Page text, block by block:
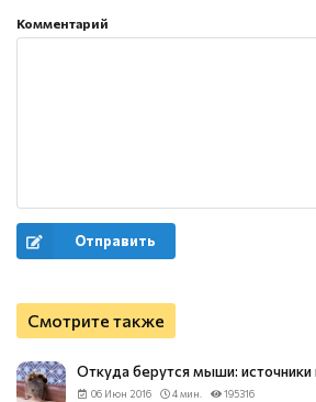
Комментарий
Отправить
Смотрите также
Откуда берутся мыши: источники
06 Июн 2016 4 мин. 195316